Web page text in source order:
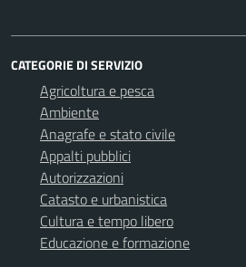
CATEGORIE DI SERVIZIO
Agricoltura e pesca
Ambiente
Anagrafe e stato civile
Appalti pubblici
Autorizzazioni
Catasto e urbanistica
Cultura e tempo libero
Educazione e formazione